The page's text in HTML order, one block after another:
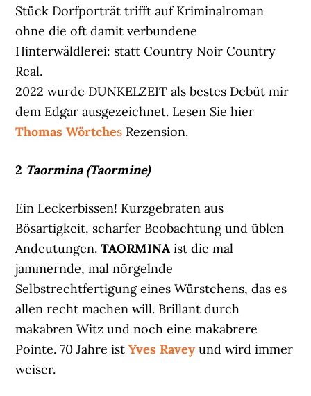
Stück Dorfporträt trifft auf Kriminalroman
ohne die oft damit verbundene
Hinterwäldlerei: statt Country Noir Country
Real.
2022 wurde DUNKELZEIT als bestes Debüt mir
dem Edgar ausgezeichnet. Lesen Sie hier
Thomas Wörtches Rezension.
2 Taormina (Taormine)
Ein Leckerbissen! Kurzgebraten aus
Bösartigkeit, scharfer Beobachtung und üblen
Andeutungen.TAORMINA ist die mal
jammernde, mal nörgelnde
Selbstrechtfertigung eines Würstchens, das es
allen recht machen will. Brillant durch
makabren Witz und noch eine makabrere
Pointe. 70 Jahre istYves Ravey und wird immer
weiser.